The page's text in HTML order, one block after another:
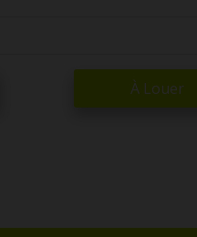
À Louer